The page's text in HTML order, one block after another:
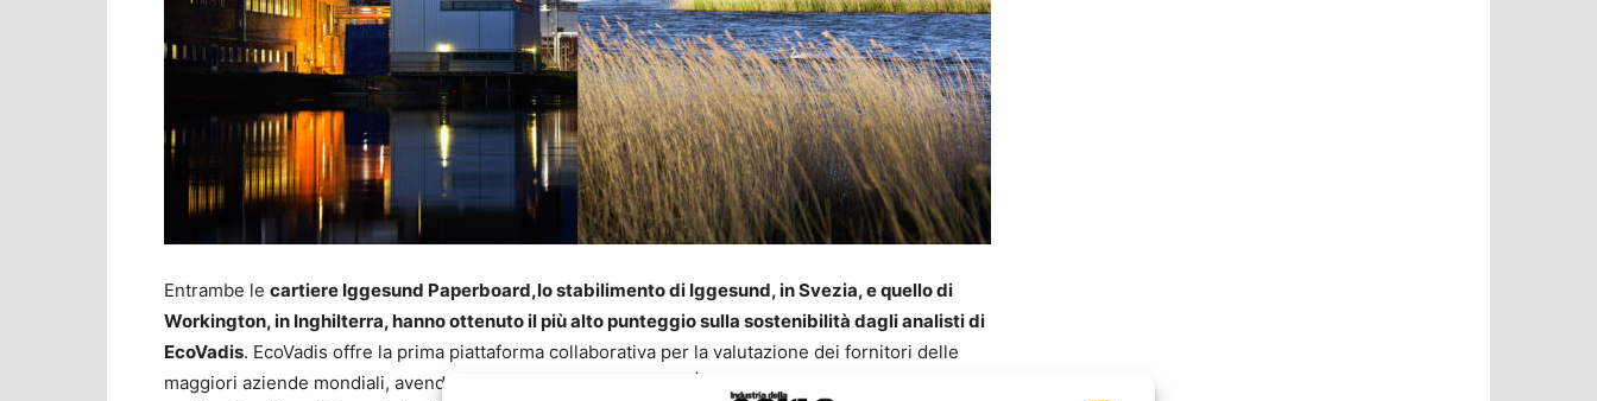
Entrambe le cartiere Iggesund Paperboard,lo stabilimento di Iggesund, in Svezia, e quello di
Workington, in Inghilterra, hanno ottenuto il più alto punteggio sulla sostenibilità dagli analisti di
EcoVadis. EcoVadis offre la prima piattaforma collaborativa per la valutazione dei fornitori delle
maggiori aziende mondiali, avendone già quotato oltre 25.000. È punto di riferimento di